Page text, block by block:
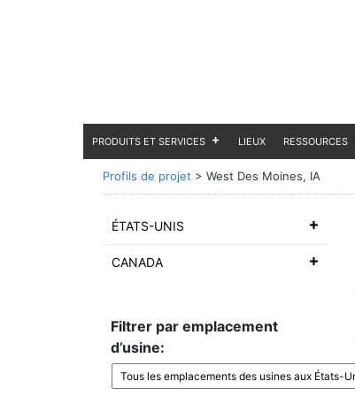
PRODUITS ET SERVICES LIEUX RESSOURCES
Profils de projet > West Des Moines, IA
ÉTATS-UNIS
CANADA
Filtrer par emplacement
d’usine: